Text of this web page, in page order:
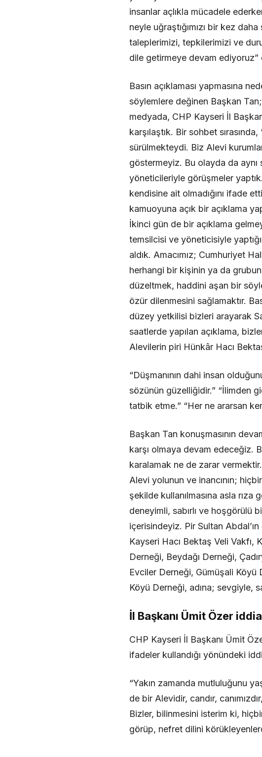
insanlar açlıkla mücadele
neyle uğraştığımızı bir kez
taleplerimizi, tepkilerimizi ve
dile getirmeye devam ediyoruz”
Basın açıklaması yapmasına
söylemlere değinen Başkan
medyada, CHP Kayseri İl
karşılaştık. Bir sohbet
sürülmekteydi. Biz Alevi
göstermeyiz. Bu olayda da
yöneticileriyle görüşmeler
kendisine ait olmadığını ifade
kamuoyuna açık bir açıklama
İkinci gün de bir açıklama
temsilcisi ve yöneticisiyle
aldık. Amacımız; Cumhuriyet
herhangi bir kişinin ya da
düzeltmek, haddini aşan bir
özür dilenmesini sağlamaktır.
düzey yetkilisi bizleri arayarak
saatlerde yapılan açıklama,
Alevilerin piri Hünkâr Hacı
“Düşmanının dahi insan
sözünün güzelliğidir.” “İlimden
tatbik etme.” “Her ne ararsan
Başkan Tan konuşmasının
karşı olmaya devam edeceğiz.
karalamak ne de zarar
Alevi yolunun ve inancının;
şekilde kullanılmasına asla
deneyimli, sabırlı ve hoşgörülü
içerisindeyiz. Pir Sultan
Kayseri Hacı Bektaş Veli Vakfı,
Derneği, Beydağı Derneği,
Evciler Derneği, Gümüşali Köyü
Köyü Derneği, adına; sevgiyle,
İl Başkanı Ümit Özer
CHP Kayseri İl Başkanı Ümit
ifadeler kullandığı yönündeki
“Yakın zamanda mutluluğunu
de bir Alevidir, candır,
Bizler, bilinmesini isterim ki,
görüp, nefret dilini